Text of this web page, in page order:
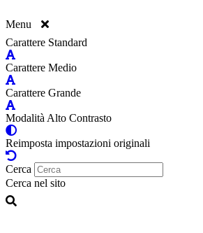
Menu
Carattere Standard
Carattere Medio
Carattere Grande
Modalità Alto Contrasto
Reimposta impostazioni originali
Cerca
Cerca nel sito